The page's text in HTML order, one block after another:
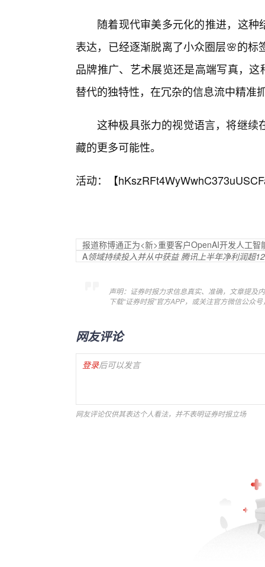
随着现代审美多元化的推进，这
表达，已经逐渐脱离了小众圈层🌸的
品牌推广、艺术展览还是高端写真，
替代的独特性，在冗杂的信息流中精准
这种极具张力的视觉语言，将继续
藏的更多可能性。
活动：【
报道称博通正为<新>重要客户OpenAI开发人工智
A领域持续投入并从中获益 腾讯上半年净利润超
声明：证券时报力求信息真实、准确，文章提及
下载“证券时报”官方APP，或关注官方微信公众
网友评论
登录后可以发言
网友评论仅供其表达个人看法，并不表明证券时报立场